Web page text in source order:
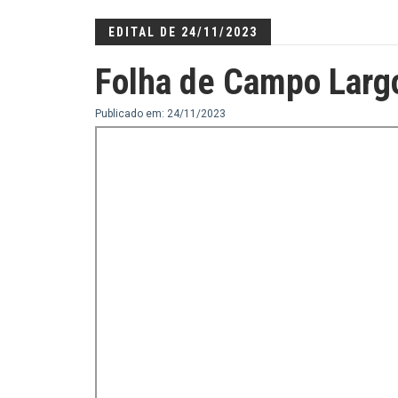
EDITAL DE 24/11/2023
Folha de Campo
Publicado em: 24/11/2023